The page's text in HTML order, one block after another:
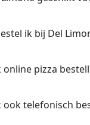
ik bij Del
online pizza
ook telefonisch